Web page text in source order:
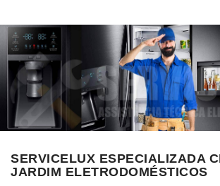
SERVICELUX ESPECIALIZADA
JARDIM ELETRODOMÉSTICOS